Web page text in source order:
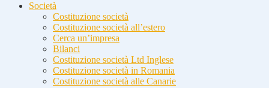
Società
Costituzione società
Costituzione società all’estero
Cerca un’impresa
Bilanci
Costituzione società Ltd Inglese
Costituzione società in Romania
Costituzione società alle Canarie